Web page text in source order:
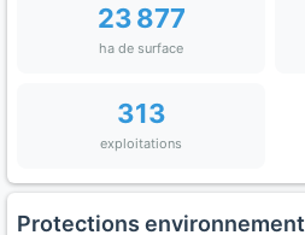
23 877
ha de surface
313
exploitations
Protections